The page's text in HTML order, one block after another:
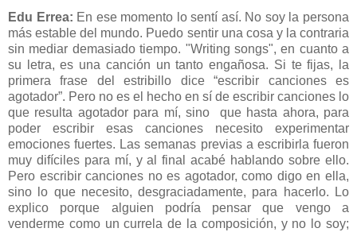
Edu Errea: En ese momento lo sentí así. No soy la persona
más estable del mundo. Puedo sentir una cosa y la contraria
sin mediar demasiado tiempo. "Writing songs", en cuanto a
su letra, es una canción un tanto engañosa. Si te fijas, la
primera frase del estribillo dice “escribir canciones es
agotador”. Pero no es el hecho en sí de escribir canciones lo
que resulta agotador para mí, sino que hasta ahora, para
poder escribir esas canciones necesito experimentar
emociones fuertes. Las semanas previas a escribirla fueron
muy difíciles para mí, y al final acabé hablando sobre ello.
Pero escribir canciones no es agotador, como digo en ella,
sino lo que necesito, desgraciadamente, para hacerlo. Lo
explico porque alguien podría pensar que vengo a
venderme como un currela de la composición, y no lo soy;